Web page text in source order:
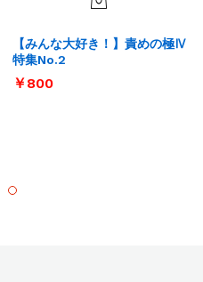
【みんな大好き！】責めの極Ⅳ
特集No.2
￥800